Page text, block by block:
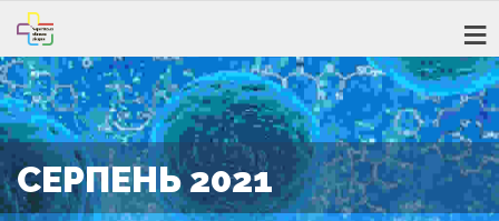
СЕРПЕНЬ 2021